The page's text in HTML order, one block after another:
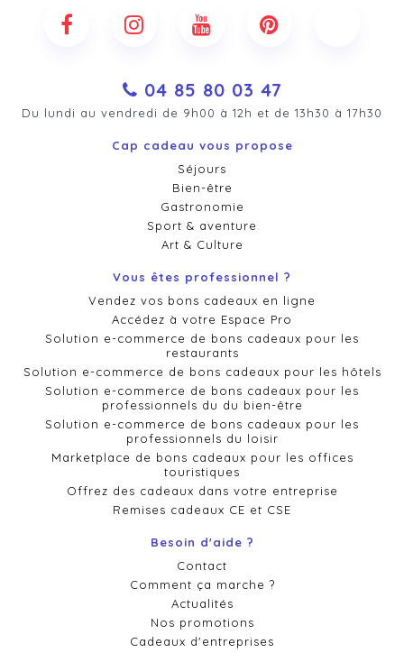
04 85 80 03 47
Du lundi au vendredi de 9h00 à 12h et de 13h30 à 17h30
Cap cadeau vous propose
Séjours
Bien-être
Gastronomie
Sport & aventure
Art & Culture
Vous êtes professionnel ?
Vendez vos bons cadeaux en ligne
Accédez à votre Espace Pro
Solution e-commerce de bons cadeaux pour les
restaurants
Solution e-commerce de bons cadeaux pour les hôtels
Solution e-commerce de bons cadeaux pour les
professionnels du du bien-être
Solution e-commerce de bons cadeaux pour les
professionnels du loisir
Marketplace de bons cadeaux pour les offices
touristiques
Offrez des cadeaux dans votre entreprise
Remises cadeaux CE et CSE
Besoin d'aide ?
Contact
Comment ça marche ?
Actualités
Nos promotions
Cadeaux d'entreprises